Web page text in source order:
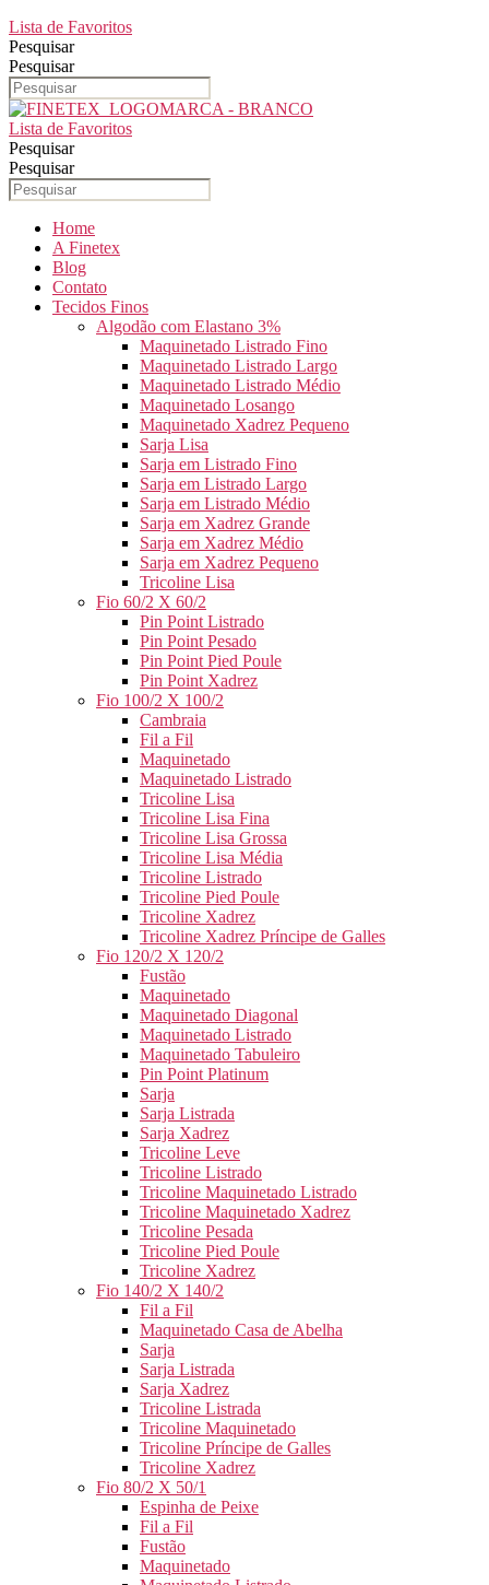
Lista de Favoritos
Pesquisar
Pesquisar
Lista de Favoritos
Pesquisar
Pesquisar
Home
A Finetex
Blog
Contato
Tecidos Finos
Algodão com Elastano 3%
Maquinetado Listrado Fino
Maquinetado Listrado Largo
Maquinetado Listrado Médio
Maquinetado Losango
Maquinetado Xadrez Pequeno
Sarja Lisa
Sarja em Listrado Fino
Sarja em Listrado Largo
Sarja em Listrado Médio
Sarja em Xadrez Grande
Sarja em Xadrez Médio
Sarja em Xadrez Pequeno
Tricoline Lisa
Fio 60/2 X 60/2
Pin Point Listrado
Pin Point Pesado
Pin Point Pied Poule
Pin Point Xadrez
Fio 100/2 X 100/2
Cambraia
Fil a Fil
Maquinetado
Maquinetado Listrado
Tricoline Lisa
Tricoline Lisa Fina
Tricoline Lisa Grossa
Tricoline Lisa Média
Tricoline Listrado
Tricoline Pied Poule
Tricoline Xadrez
Tricoline Xadrez Príncipe de Galles
Fio 120/2 X 120/2
Fustão
Maquinetado
Maquinetado Diagonal
Maquinetado Listrado
Maquinetado Tabuleiro
Pin Point Platinum
Sarja
Sarja Listrada
Sarja Xadrez
Tricoline Leve
Tricoline Listrado
Tricoline Maquinetado Listrado
Tricoline Maquinetado Xadrez
Tricoline Pesada
Tricoline Pied Poule
Tricoline Xadrez
Fio 140/2 X 140/2
Fil a Fil
Maquinetado Casa de Abelha
Sarja
Sarja Listrada
Sarja Xadrez
Tricoline Listrada
Tricoline Maquinetado
Tricoline Príncipe de Galles
Tricoline Xadrez
Fio 80/2 X 50/1
Espinha de Peixe
Fil a Fil
Fustão
Maquinetado